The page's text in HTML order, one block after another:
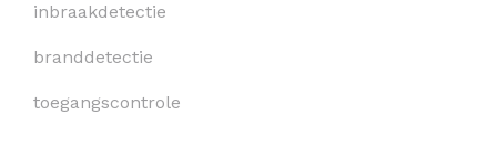
inbraakdetectie
branddetectie
toegangscontrole